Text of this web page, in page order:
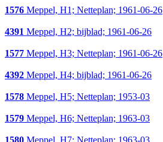
1576 Meppel, H1; Netteplan; 1961-06-26
4391 Meppel, H2; bijblad; 1961-06-26
1577 Meppel, H3; Netteplan; 1961-06-26
4392 Meppel, H4; bijblad; 1961-06-26
1578 Meppel, H5; Netteplan; 1953-03
1579 Meppel, H6; Netteplan; 1963-03